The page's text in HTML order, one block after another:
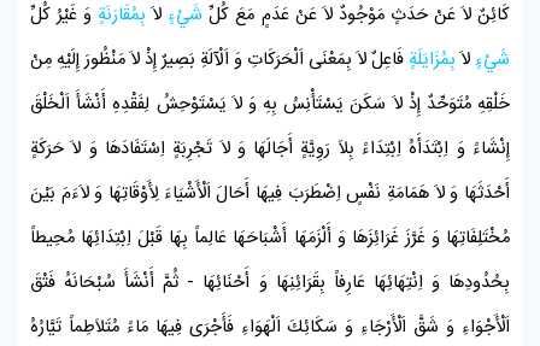
كَائِنٌ لاَ عَنْ حَدَثٍ مَوْجُودٌ لاَ عَنْ عَدَمٍ مَعَ كُلِّ شَيْءٍ لاَ بِمُقَارَنَةٍ وَ غَيْرُ كُلِّ
شَيْءٍ لاَبِمُزَايَلَةٍ فَاعِلٌ لاَ بِمَعْنَى اَلْحَرَكَاتِ وَ اَلْآلَةِ بَصِيرٌ إِذْ لاَ مَنْظُورَ إِلَيْهِ مِنْ
خَلْقِهِ مُتَوَحِّدٌ إِذْ لاَ سَكَنَ يَسْتَأْنِسُ بِهِ وَ لاَ يَسْتَوْحِشُ لِفَقْدِهِ أَنْشَأَ اَلْخَلْقَ
إِنْشَاءً وَ اِبْتَدَأَهُ اِبْتِدَاءً بِلاَ رَوِيَّةٍ أَجَالَهَا وَ لاَ تَجْرِبَةٍ اِسْتَفَادَهَا وَ لاَ حَرَكَةٍ
أَحْدَثَهَا وَ لاَ هَمَامَةِ نَفْسٍ اِضْطَرَبَ فِيهَا أَحَالَ اَلْأَشْيَاءَ لِأَوْقَاتِهَا وَ لاَءَمَ بَيْنَ
مُخْتَلِفَاتِهَا وَ غَرَّزَ غَرَائِزَهَا وَ أَلْزَمَهَا أَشْبَاحَهَا عَالِماً بِهَا قَبْلَ اِبْتِدَائِهَا مُحِيطاً
بِحُدُودِهَا وَ اِنْتِهَائِهَا عَارِفاً بِقَرَائِنِهَا وَ أَحْنَائِهَا - ثُمَّ أَنْشَأَ سُبْحَانَهُ فَتْقَ
اَلْأَجْوَاءِ وَ شَقَّ اَلْأَرْجَاءِ وَ سَكَائِكَ اَلْهَوَاءِ فَأَجْرَى فِيهَا مَاءً مُتَلاَطِماً تَيَّارُهُ